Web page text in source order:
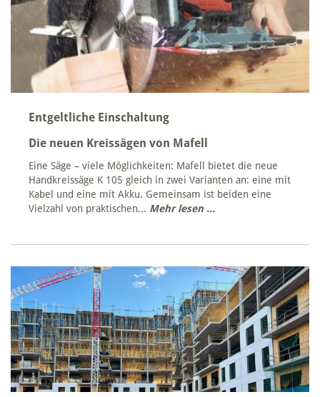
Entgeltliche Einschaltung
Die neuen Kreissägen von Mafell
Eine Säge – viele Möglichkeiten: Mafell bietet die neue
Handkreissäge K 105 gleich in zwei Varianten an: eine mit
Kabel und eine mit Akku. Gemeinsam ist beiden eine
Vielzahl von praktischen... Mehr lesen ...